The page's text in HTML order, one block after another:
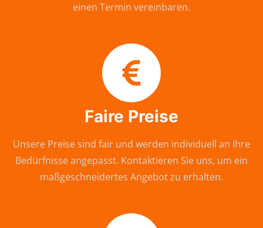
einen Termin vereinbaren.
Faire Preise
Unsere Preise sind fair und werden individuell an Ihre
Bedürfnisse angepasst. Kontaktieren Sie uns, um ein
maßgeschneidertes Angebot zu erhalten.